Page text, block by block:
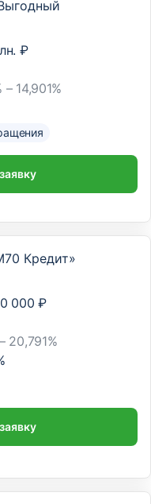
₽
– 14,901%
Кредит»
000 ₽
20,791%